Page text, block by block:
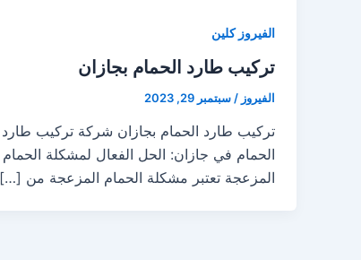
الفيروز كلين
تركيب طارد الحمام بجازان
الفيروز / سبتمبر 29, 2023
تركيب طارد الحمام بجازان شركة تركيب طارد
الحمام في جازان: الحل الفعال لمشكلة الحمام
المزعجة تعتبر مشكلة الحمام المزعجة من […]